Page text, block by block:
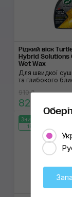
Рідкий віск
Hybrid Solutions
Wet Wax
Для швидкої
та глибокого
910 ₴
820 ₴
Знижка 15%
163:57:52